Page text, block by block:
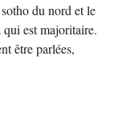
du nord et le
qui est majoritaire.
être parlées,